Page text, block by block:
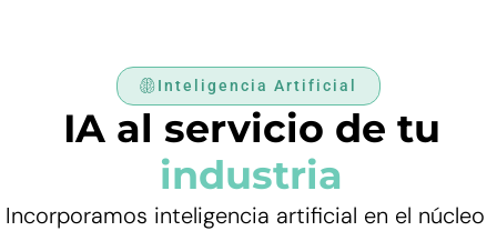
Inteligencia Artificial
IA al servicio de tu
industria
Incorporamos inteligencia artificial en el núcleo